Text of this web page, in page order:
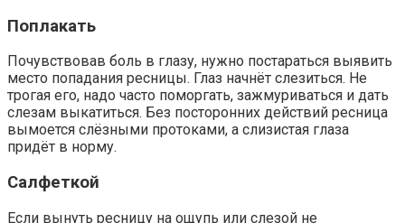
Поплакать
Почувствовав боль в глазу, нужно постараться выявить
место попадания ресницы. Глаз начнёт слезиться. Не
трогая его, надо часто поморгать, зажмуриваться и дать
слезам выкатиться. Без посторонних действий ресница
вымоется слёзными протоками, а слизистая глаза
придёт в норму.
Салфеткой
Если вынуть ресницу на ощупь или слезой не